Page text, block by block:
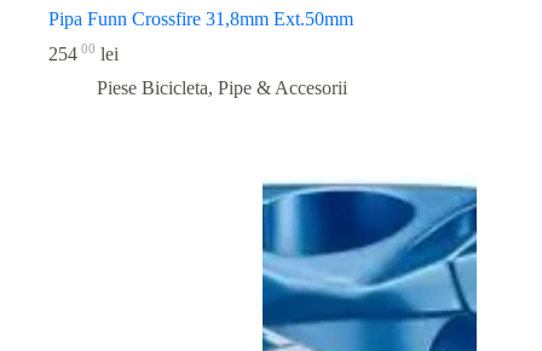
Pipa Funn Crossfire 31,8mm Ext.50mm
254 00 lei
Piese Bicicleta, Pipe & Accesorii